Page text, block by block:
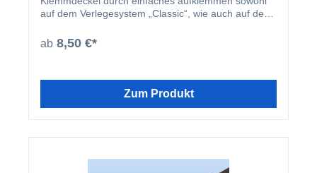
auf dem Verlegesystem „Classic“, wie auch auf dem
montiert, harmoniert der Klemmdeckel nicht nur
farblich mit Ihren restlichen Profilleisten, sondern
wird nach der Montage der Verlegeprofile einfach
ab 8,50 €*
Zum Produkt